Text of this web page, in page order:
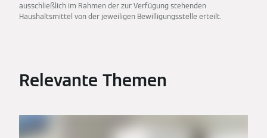
ausschließlich im Rahmen der zur Verfügung stehenden
Haushaltsmittel von der jeweiligen Bewilligungsstelle erteilt.
Relevante Themen